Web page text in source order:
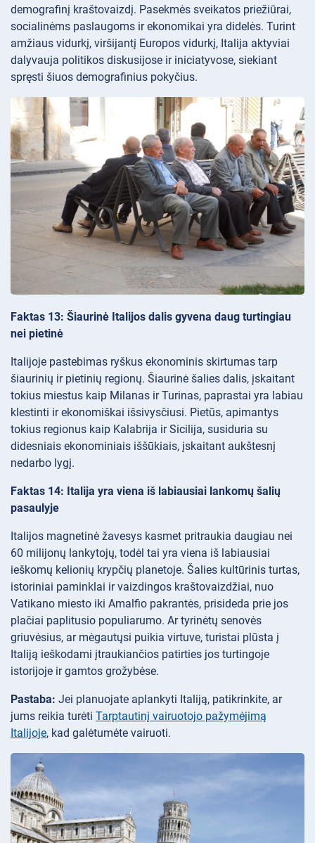
demografinį kraštovaizdį. Pasekmės sveikatos priežiūrai,
socialinėms paslaugoms ir ekonomikai yra didelės. Turint
amžiaus vidurkį, viršijantį Europos vidurkį, Italija aktyviai
dalyvauja politikos diskusijose ir iniciatyvose, siekiant
spręsti šiuos demografinius pokyčius.
Faktas 13: Šiaurinė Italijos dalis gyvena daug turtingiau
nei pietinė
Italijoje pastebimas ryškus ekonominis skirtumas tarp
šiaurinių ir pietinių regionų. Šiaurinė šalies dalis, įskaitant
tokius miestus kaip Milanas ir Turinas, paprastai yra labiau
klestinti ir ekonomiškai išsivysčiusi. Pietūs, apimantys
tokius regionus kaip Kalabrija ir Sicilija, susiduria su
didesniais ekonominiais iššūkiais, įskaitant aukštesnį
nedarbo lygį.
Faktas 14: Italija yra viena iš labiausiai lankomų šalių
pasaulyje
Italijos magnetinė žavesys kasmet pritraukia daugiau nei
60 milijonų lankytojų, todėl tai yra viena iš labiausiai
ieškomų kelionių krypčių planetoje. Šalies kultūrinis turtas,
istoriniai paminklai ir vaizdingos kraštovaizdžiai, nuo
Vatikano miesto iki Amalfio pakrantės, prisideda prie jos
plačiai paplitusio populiarumo. Ar tyrinėtų senovės
griuvėsius, ar mėgautųsi puikia virtuve, turistai plūsta į
Italiją ieškodami įtraukiančios patirties jos turtingoje
istorijoje ir gamtos grožybėse.
Pastaba: Jei planuojate aplankyti Italiją, patikrinkite, ar
jums reikia turėti Tarptautinį vairuotojo pažymėjimą
Italijoje, kad galėtumėte vairuoti.